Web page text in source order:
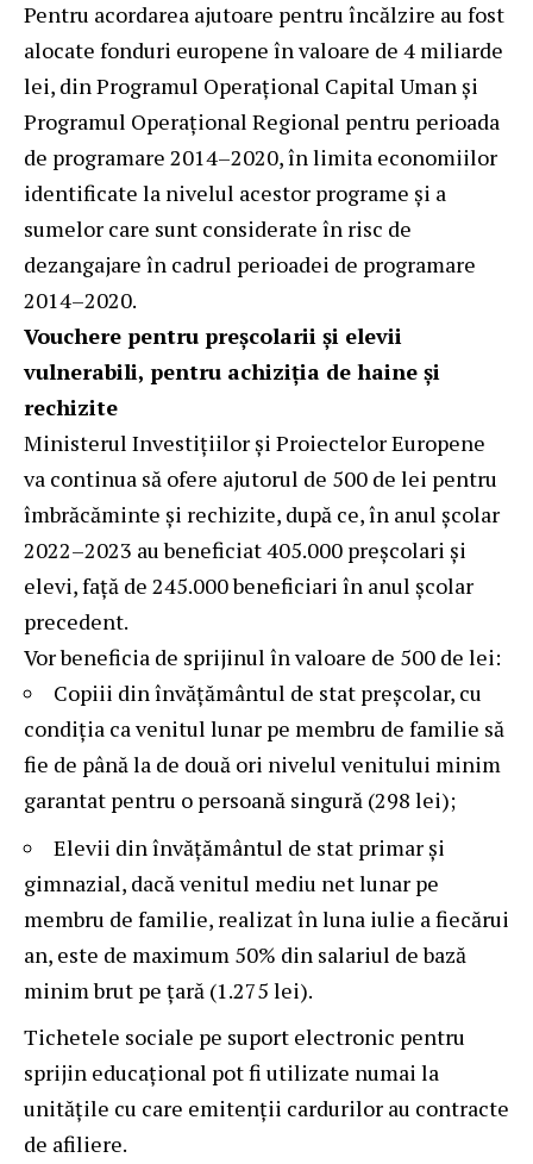
Pentru acordarea ajutoare pentru încălzire au fost
alocate fonduri europene în valoare de 4 miliarde
lei, din Programul Operațional Capital Uman și
Programul Operațional Regional pentru perioada
de programare 2014–2020, în limita economiilor
identificate la nivelul acestor programe și a
sumelor care sunt considerate în risc de
dezangajare în cadrul perioadei de programare
2014–2020.
Vouchere pentru preșcolarii și elevii
vulnerabili, pentru achiziția de haine și
rechizite
Ministerul Investițiilor și Proiectelor Europene
va continua să ofere ajutorul de 500 de lei pentru
îmbrăcăminte și rechizite, după ce, în anul școlar
2022–2023 au beneficiat 405.000 preșcolari și
elevi, față de 245.000 beneficiari în anul școlar
precedent.
Vor beneficia de sprijinul în valoare de 500 de lei:
Copiii din învățământul de stat preșcolar, cu
condiția ca venitul lunar pe membru de familie să
fie de până la de două ori nivelul venitului minim
garantat pentru o persoană singură (298 lei);
Elevii din învățământul de stat primar și
gimnazial, dacă venitul mediu net lunar pe
membru de familie, realizat în luna iulie a fiecărui
an, este de maximum 50% din salariul de bază
minim brut pe țară (1.275 lei).
Tichetele sociale pe suport electronic pentru
sprijin educațional pot fi utilizate numai la
unitățile cu care emitenții cardurilor au contracte
de afiliere.